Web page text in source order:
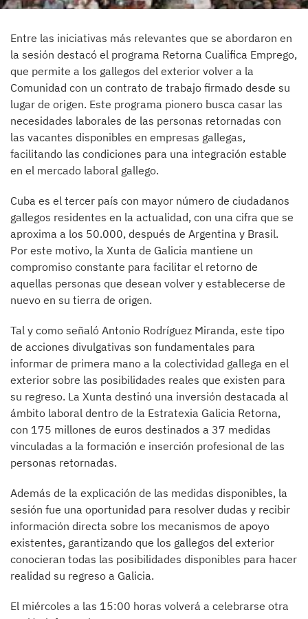
Entre las iniciativas más relevantes que se abordaron en
la sesión destacó el programa Retorna Cualifica Emprego,
que permite a los gallegos del exterior volver a la
Comunidad con un contrato de trabajo firmado desde su
lugar de origen. Este programa pionero busca casar las
necesidades laborales de las personas retornadas con
las vacantes disponibles en empresas gallegas,
facilitando las condiciones para una integración estable
en el mercado laboral gallego.
Cuba es el tercer país con mayor número de ciudadanos
gallegos residentes en la actualidad, con una cifra que se
aproxima a los 50.000, después de Argentina y Brasil.
Por este motivo, la Xunta de Galicia mantiene un
compromiso constante para facilitar el retorno de
aquellas personas que desean volver y establecerse de
nuevo en su tierra de origen.
Tal y como señaló Antonio Rodríguez Miranda, este tipo
de acciones divulgativas son fundamentales para
informar de primera mano a la colectividad gallega en el
exterior sobre las posibilidades reales que existen para
su regreso. La Xunta destinó una inversión destacada al
ámbito laboral dentro de la Estratexia Galicia Retorna,
con 175 millones de euros destinados a 37 medidas
vinculadas a la formación e inserción profesional de las
personas retornadas.
Además de la explicación de las medidas disponibles, la
sesión fue una oportunidad para resolver dudas y recibir
información directa sobre los mecanismos de apoyo
existentes, garantizando que los gallegos del exterior
conocieran todas las posibilidades disponibles para hacer
realidad su regreso a Galicia.
El miércoles a las 15:00 horas volverá a celebrarse otra